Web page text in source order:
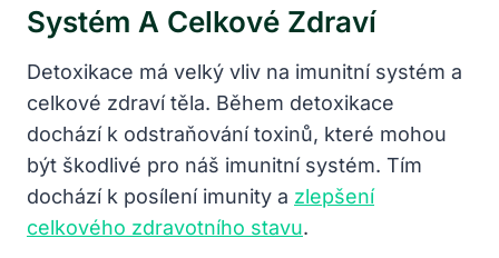
Systém A Celkové Zdraví
Detoxikace má velký vliv na imunitní systém a
celkové zdraví těla. Během detoxikace
dochází k odstraňování toxinů, které mohou
být škodlivé pro náš imunitní systém. Tím
dochází k posílení imunity a zlepšení
celkového zdravotního stavu.